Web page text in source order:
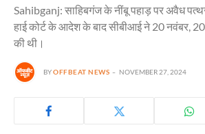
Sahibganj: साहिबगंज के नींबू पहाड़ पर अवैध
हाई कोर्ट के आदेश के बाद सीबीआई ने 20 नवंबर,
की थी।
BYOFFBEAT NEWS NOVEMBER 27, 2024